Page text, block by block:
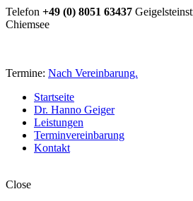
Telefon +49 (0) 8051 63437
Chiemsee
Termine: Nach Vereinbarung.
Startseite
Dr. Hanno Geiger
Leistungen
Terminvereinbarung
Kontakt
Close